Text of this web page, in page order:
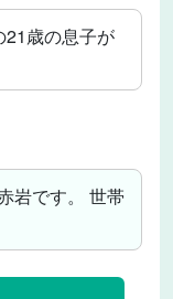
21歳の息子が
岩です。 世帯